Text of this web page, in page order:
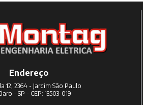
Endereço
12, 2364 - Jardim São Paulo
- SP - CEP: 13503-019